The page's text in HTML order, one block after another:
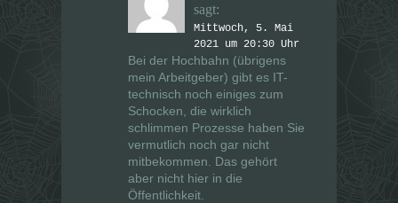
sagt:
Mittwoch, 5. Mai
2021 um 20:30 Uhr
Bei der Hochbahn (übrigens
mein Arbeitgeber) gibt es IT-
technisch noch einiges zum
Schocken, die wirklich
schlimmen Prozesse haben Sie
vermutlich noch gar nicht
mitbekommen. Das gehört
aber nicht hier in die
Öffentlichkeit.